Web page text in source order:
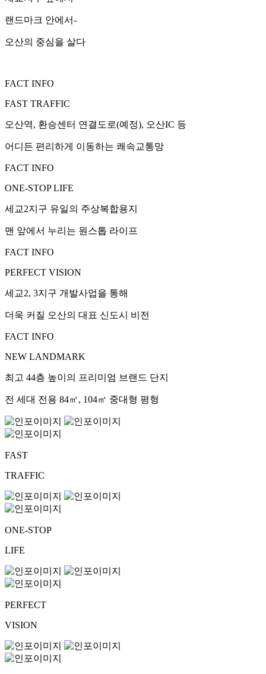
랜드마크 안에서-
오산의 중심을 살다
FACT INFO
FAST TRAFFIC
오산역, 환승센터 연결도로(예정), 오산IC 등
어디든 편리하게 이동하는 쾌속교통망
FACT INFO
ONE-STOP LIFE
세교2지구 유일의 주상복합용지
맨 앞에서 누리는 원스톱 라이프
FACT INFO
PERFECT VISION
세교2, 3지구 개발사업을 통해
더욱 커질 오산의 대표 신도시 비전
FACT INFO
NEW LANDMARK
최고 44층 높이의 프리미엄 브랜드 단지
전 세대 전용 84㎡, 104㎡ 중대형 평형
FAST
TRAFFIC
ONE-STOP
LIFE
PERFECT
VISION